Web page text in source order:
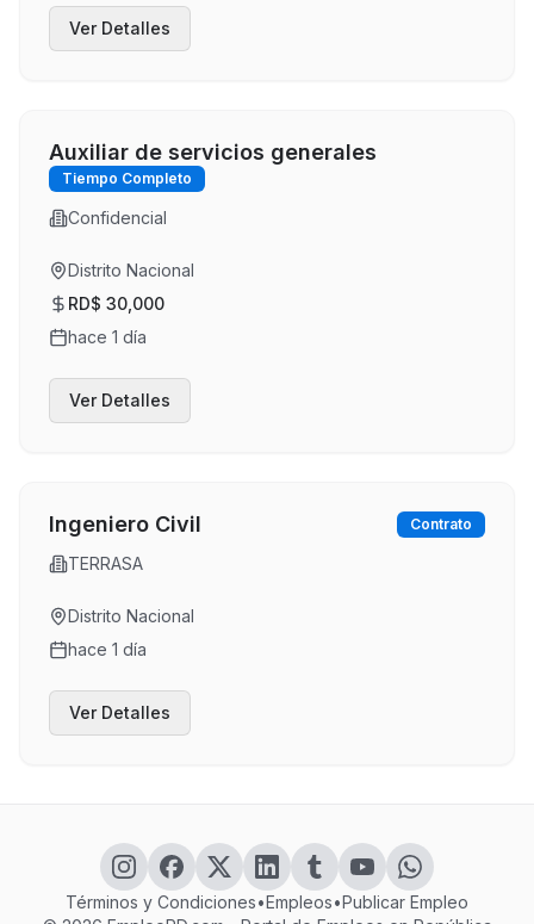
Ver Detalles
Auxiliar de servicios generales
Tiempo Completo
Confidencial
Distrito Nacional
RD$ 30,000
hace 1 día
Ver Detalles
Ingeniero Civil Contrato
TERRASA
Distrito Nacional
hace 1 día
Ver Detalles
Términos y Condiciones•Empleos•Publicar Empleo